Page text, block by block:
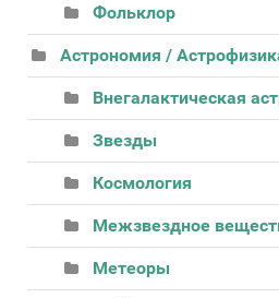
Фольклор
Астрономия /
Внегалактическая
Звезды
Космология
Межзвездное
Метеоры